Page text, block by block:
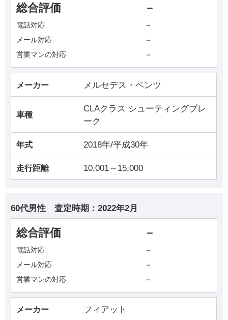
総合評価 －
電話対応 －
メール対応 －
営業マンの対応 －
メーカー メルセデス・ベンツ
車種
CLAクラス シューティングブレ
ーク
年式 2018年/平成30年
走行距離 10,001～15,000
60代男性 査定時期： 2022年2月
総合評価 －
電話対応 －
メール対応 －
営業マンの対応 －
メーカー フィアット